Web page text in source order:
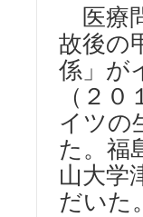
医療
故後の
係」が
（２
イツの
た。福
山大学
だいた。